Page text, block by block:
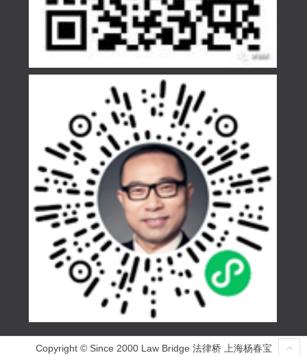
Copyright © Since 2000 Law Bridge 法律桥 上海杨春宝